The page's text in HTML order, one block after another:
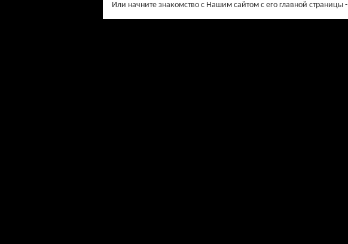
Или начните знакомство с Нашим сайтом с его главной страницы -